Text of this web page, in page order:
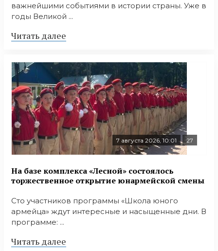
важнейшими событиями в истории страны. Уже в
годы Великой ...
Читать далее
7 августа 2026, 10:01 27
На базе комплекса «Лесной» состоялось
торжественное открытие юнармейской смены
Сто участников программы «Школа юного
армейца» ждут интересные и насыщенные дни. В
программе: ...
Читать далее